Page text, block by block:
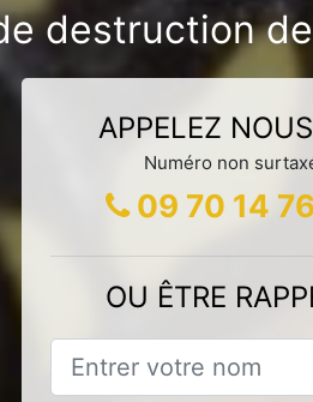
destruction
APPELEZ
Numéro non
09 70 14
OU ÊTRE